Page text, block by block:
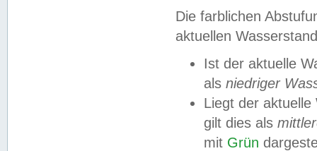
Die farblichen
aktuellen
Ist der aktuelle
als niedriger
Liegt der
gilt dies als
mit Grün